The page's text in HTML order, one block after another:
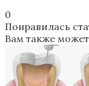
0
Понравилась
Вам также